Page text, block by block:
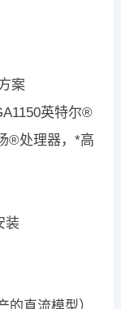
案
英特尔®
®处理器，*高
装
直流模型）